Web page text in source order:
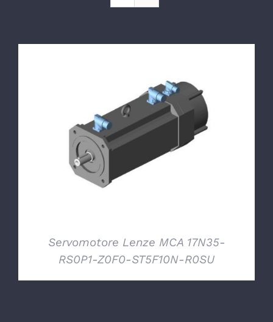
DETTAGLI
Servomotore Lenze MCA 17N35-
RS0P1-Z0F0-ST5F10N-R0SU